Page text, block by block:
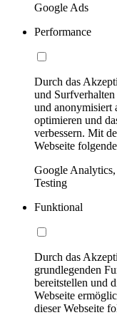
Google Ads
Performance
Durch das
und
und anonymisiert
optimieren und
verbessern. Mit
Webseite
Google
Testing
Funktional
Durch das
grundlegenden
bereitstellen und
Webseite
dieser Webseite